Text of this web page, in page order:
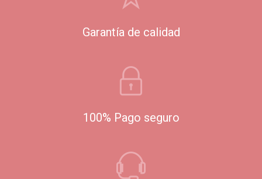
Garantía de calidad
100% Pago seguro